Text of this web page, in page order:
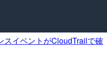
スイベントがCloudTrailで確